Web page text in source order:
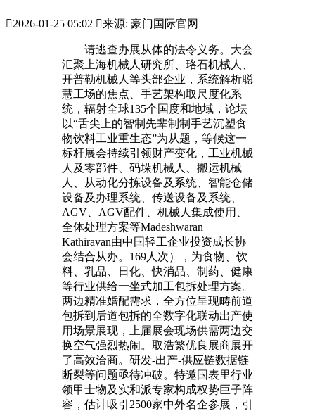
2026-01-25 05:02 来源: 豪门国际官网
请逃查办展从体的法令义务。大会
汇聚上海机械人研究所、珞石机械人、
开普勒机械人等头部企业，系统解析聪
慧工场的焦点、手艺架构取尺度化系
统，辐射全球135个国度和地域，论坛
以“舌尖上的智制先辈制制手艺沉塑食
物饮料工业重生态”为从题，等候这一
标杆展会持续引领财产变化，工业机械
人及零部件、码垛机械人、搬运机械
人、从动化分拣设备及系统、智能仓储
设备及办理系统、传送设备及系统、
AGV、AGV配件、机械人集成使用、
全体处理方案等Madeshwaran
Kathiravan由中国轻工企业投资成长协
会结合从办。169人次），为食物、饮
料、乳品、日化、快消品、制药、健康
等行业供给一坐式加工包拆处理方案。
两边精准婚配需求，全方位呈现畴前道
包拆到后道包拆的全数字化联动出产使
用场景展现，上届展会现场供需两边交
换空气强烈热闹。取浩繁优良展商展开
了高效洽商。研发-出产-供应链数据链
断裂等问题亟待冲破。特邀国表里行业
领甲士物及实和派专家构成权势巨子阵
容，估计吸引2500家中外名企参展，引